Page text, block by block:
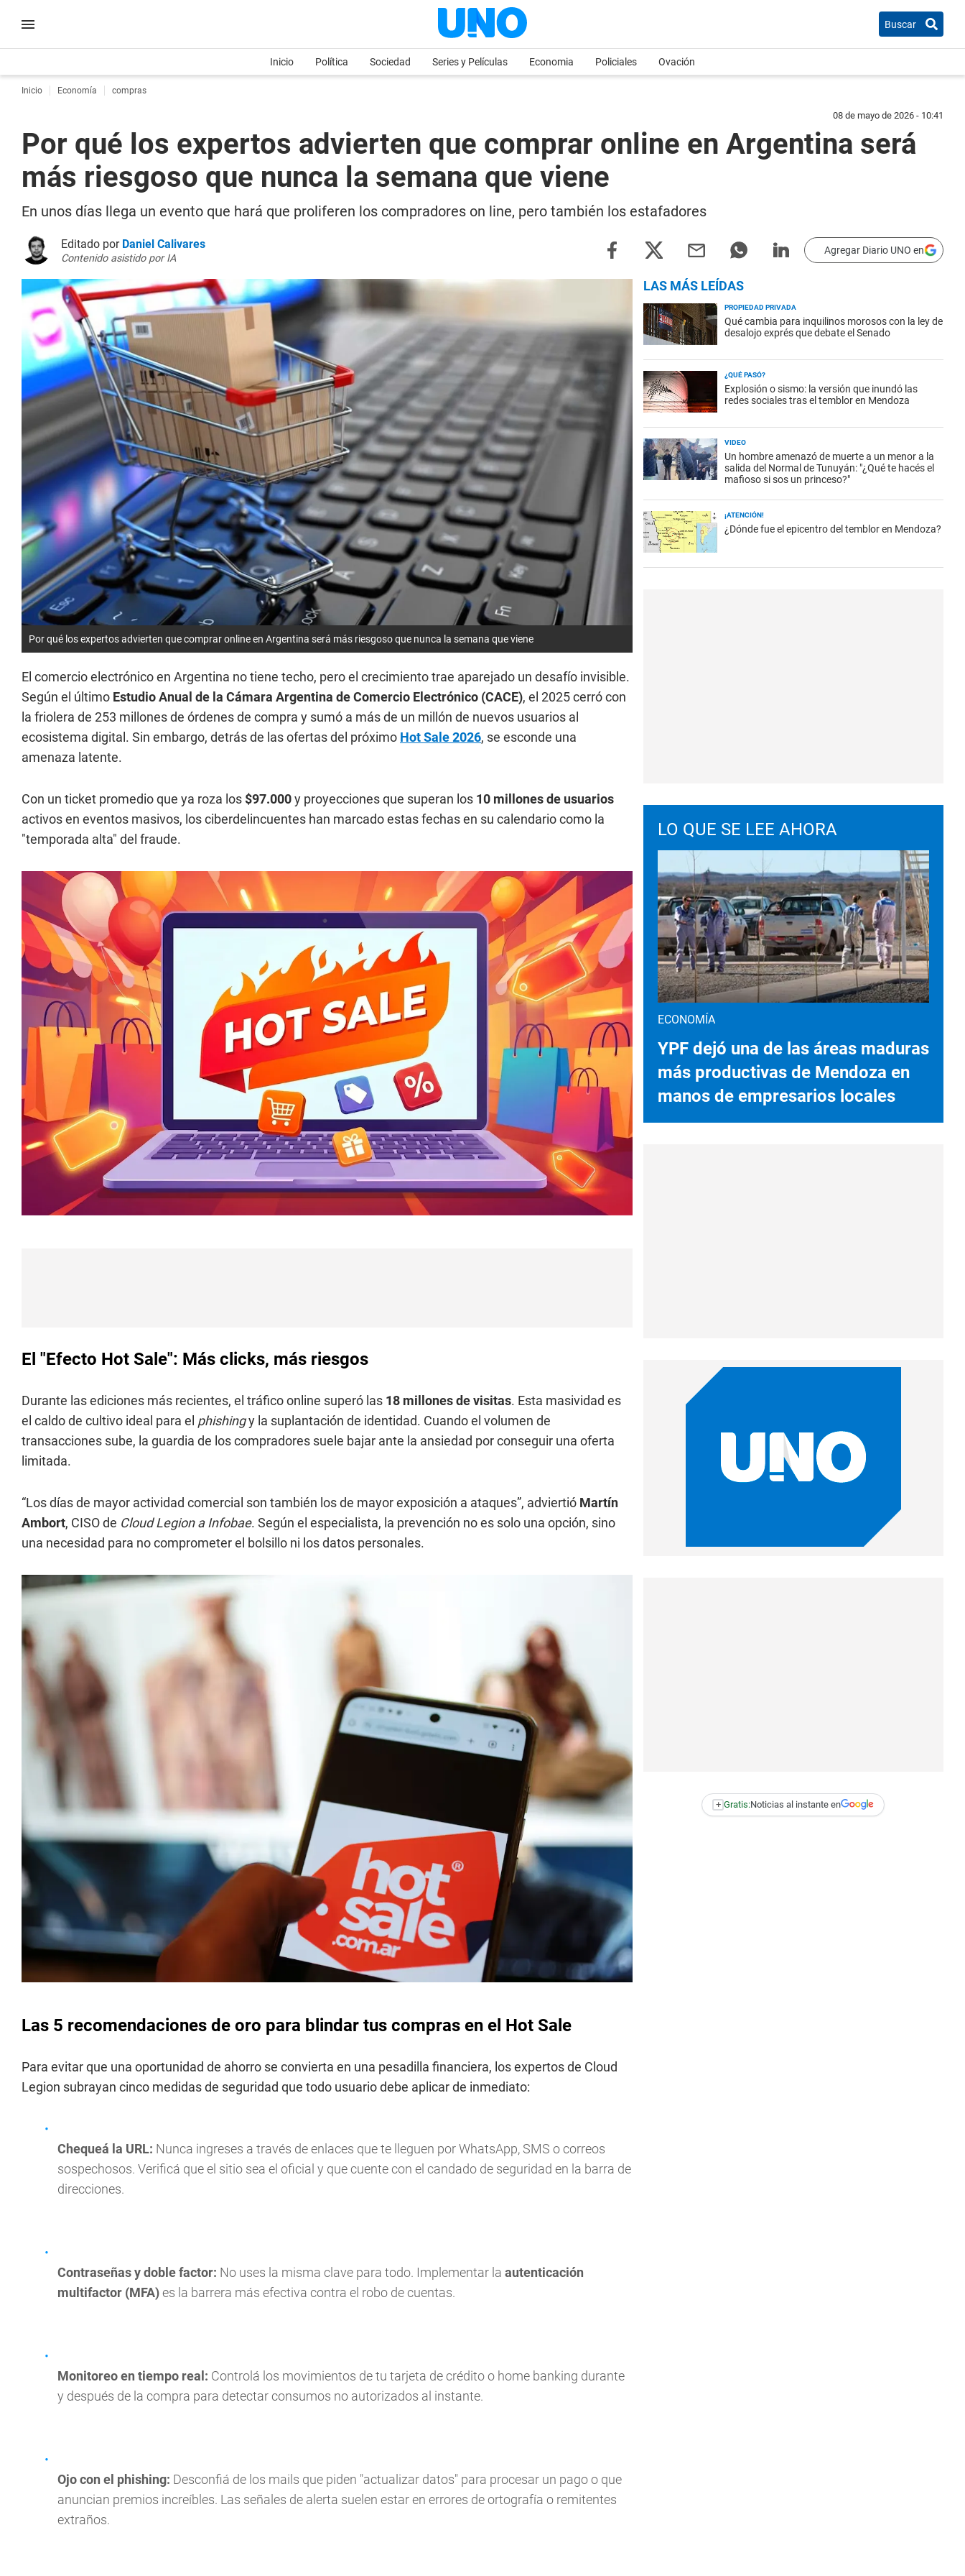
Buscar
Inicio Política Sociedad Series y Películas Economia Policiales Ovación
Inicio Economía compras
08 de mayo de 2026 - 10:41
Por qué los expertos advierten que comprar online en Argentina será
más riesgoso que nunca la semana que viene
En unos días llega un evento que hará que proliferen los compradores on line, pero también los estafadores
Editado por Daniel Calivares
Contenido asistido por IA
Agregar Diario UNO en
Por qué los expertos advierten que comprar online en Argentina será más riesgoso que nunca la semana que viene
El comercio electrónico en Argentina no tiene techo, pero el crecimiento trae aparejado un desafío invisible.
Según el último Estudio Anual de la Cámara Argentina de Comercio Electrónico (CACE), el 2025 cerró con
la friolera de 253 millones de órdenes de compra y sumó a más de un millón de nuevos usuarios al
ecosistema digital. Sin embargo, detrás de las ofertas del próximo Hot Sale 2026, se esconde una
amenaza latente.
Con un ticket promedio que ya roza los $97.000y proyecciones que superan los 10 millones de usuarios
activos en eventos masivos, los ciberdelincuentes han marcado estas fechas en su calendario como la
"temporada alta" del fraude.
El "Efecto Hot Sale": Más clicks, más riesgos
Durante las ediciones más recientes, el tráfico online superó las 18 millones de visitas. Esta masividad es
el caldo de cultivo ideal para el phishingy la suplantación de identidad. Cuando el volumen de
transacciones sube, la guardia de los compradores suele bajar ante la ansiedad por conseguir una oferta
limitada.
“Los días de mayor actividad comercial son también los de mayor exposición a ataques”, adviertió Martín
Ambort, CISO de Cloud Legion a Infobae. Según el especialista, la prevención no es solo una opción, sino
una necesidad para no comprometer el bolsillo ni los datos personales.
Las 5 recomendaciones de oro para blindar tus compras en el Hot Sale
Para evitar que una oportunidad de ahorro se convierta en una pesadilla financiera, los expertos de Cloud
Legion subrayan cinco medidas de seguridad que todo usuario debe aplicar de inmediato:
Chequeá la URL: Nunca ingreses a través de enlaces que te lleguen por WhatsApp, SMS o correos
sospechosos. Verificá que el sitio sea el oficial y que cuente con el candado de seguridad en la barra de
direcciones.
Contraseñas y doble factor: No uses la misma clave para todo. Implementar la autenticación
multifactor (MFA)es la barrera más efectiva contra el robo de cuentas.
Monitoreo en tiempo real: Controlá los movimientos de tu tarjeta de crédito o home banking durante
y después de la compra para detectar consumos no autorizados al instante.
Ojo con el phishing: Desconfiá de los mails que piden "actualizar datos" para procesar un pago o que
anuncian premios increíbles. Las señales de alerta suelen estar en errores de ortografía o remitentes
extraños.
LAS MÁS LEÍDAS
PROPIEDAD PRIVADA
Qué cambia para inquilinos morosos con la ley de
desalojo exprés que debate el Senado
¿QUÉ PASÓ?
Explosión o sismo: la versión que inundó las
redes sociales tras el temblor en Mendoza
VIDEO
Un hombre amenazó de muerte a un menor a la
salida del Normal de Tunuyán: "¿Qué te hacés el
mafioso si sos un princeso?"
¡ATENCIÓN!
¿Dónde fue el epicentro del temblor en Mendoza?
LO QUE SE LEE AHORA
ECONOMÍA
YPF dejó una de las áreas maduras
más productivas de Mendoza en
manos de empresarios locales
+ Gratis:Noticias al instante en